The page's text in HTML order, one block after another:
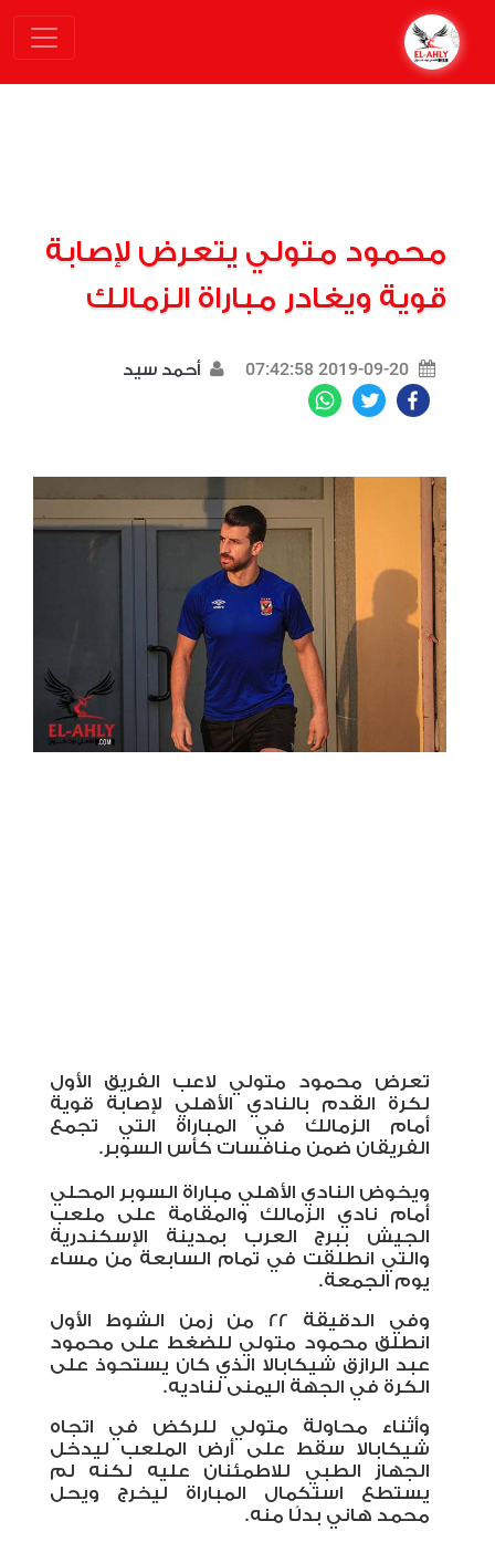
محمود متولي يتعرض لإصابة
قوية ويغادر مباراة الزمالك
2019-09-20 07:42:58 أحمد سيد
Facebook
Twitter
تعرض محمود متولي لاعب الفريق الأول
لكرة القدم بالنادي الأهلي لإصابة قوية
أمام الزمالك في المباراة التي تجمع
الفريقان ضمن منافسات كأس السوبر.
ويخوض النادي الأهلي مباراة السوبر المحلي
أمام نادي الزمالك والمقامة على ملعب
الجيش ببرج العرب بمدينة الإسكندرية
والتي انطلقت في تمام السابعة من مساء
يوم الجمعة.
وفي الدقيقة 22 من زمن الشوط الأول
انطلق محمود متولي للضغط على محمود
عبد الرازق شيكابالا الذي كان يستحوذ على
الكرة في الجهة اليمنى لناديه.
وأثناء محاولة متولي للركض في اتجاه
شيكابالا سقط على أرض الملعب ليدخل
الجهاز الطبي للاطمئنان عليه لكنه لم
يستطع استكمال المباراة ليخرج ويحل
محمد هاني بدلًا منه.